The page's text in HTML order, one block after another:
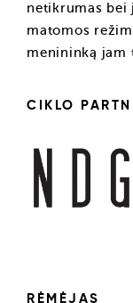
netikrumas bei
matomos
menininką jam
CIKLO
RĖMĖJAS